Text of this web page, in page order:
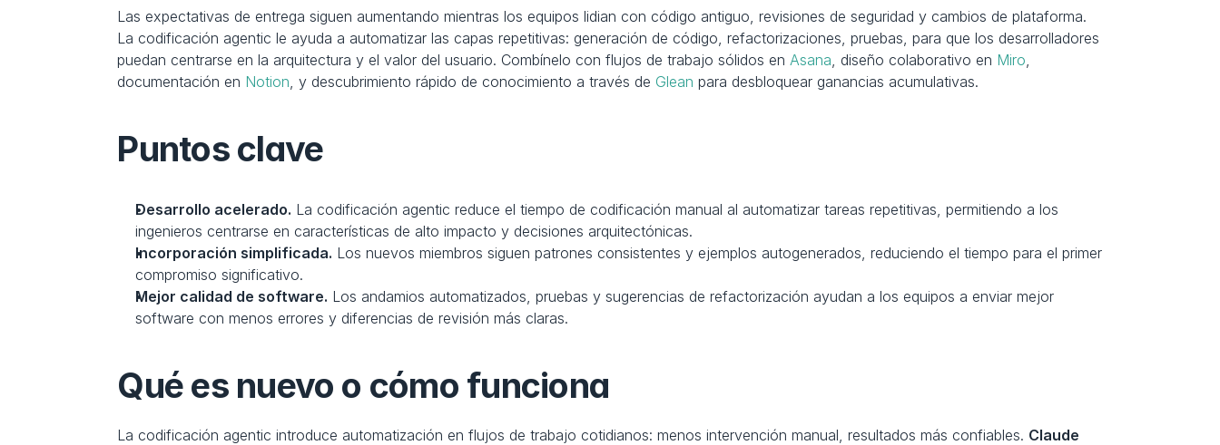
Las expectativas de entrega siguen aumentando mientras los equipos lidian con código antiguo, revisiones de seguridad y cambios de plataforma.
La codificación agentic le ayuda a automatizar las capas repetitivas: generación de código, refactorizaciones, pruebas, para que los desarrolladores
puedan centrarse en la arquitectura y el valor del usuario. Combínelo con flujos de trabajo sólidos en Asana, diseño colaborativo en Miro,
documentación en Notion, y descubrimiento rápido de conocimiento a través de Glean para desbloquear ganancias acumulativas.
Puntos clave
Desarrollo acelerado. La codificación agentic reduce el tiempo de codificación manual al automatizar tareas repetitivas, permitiendo a los
ingenieros centrarse en características de alto impacto y decisiones arquitectónicas.
Incorporación simplificada. Los nuevos miembros siguen patrones consistentes y ejemplos autogenerados, reduciendo el tiempo para el primer
compromiso significativo.
Mejor calidad de software. Los andamios automatizados, pruebas y sugerencias de refactorización ayudan a los equipos a enviar mejor
software con menos errores y diferencias de revisión más claras.
Qué es nuevo o cómo funciona
La codificación agentic introduce automatización en flujos de trabajo cotidianos: menos intervención manual, resultados más confiables. Claude